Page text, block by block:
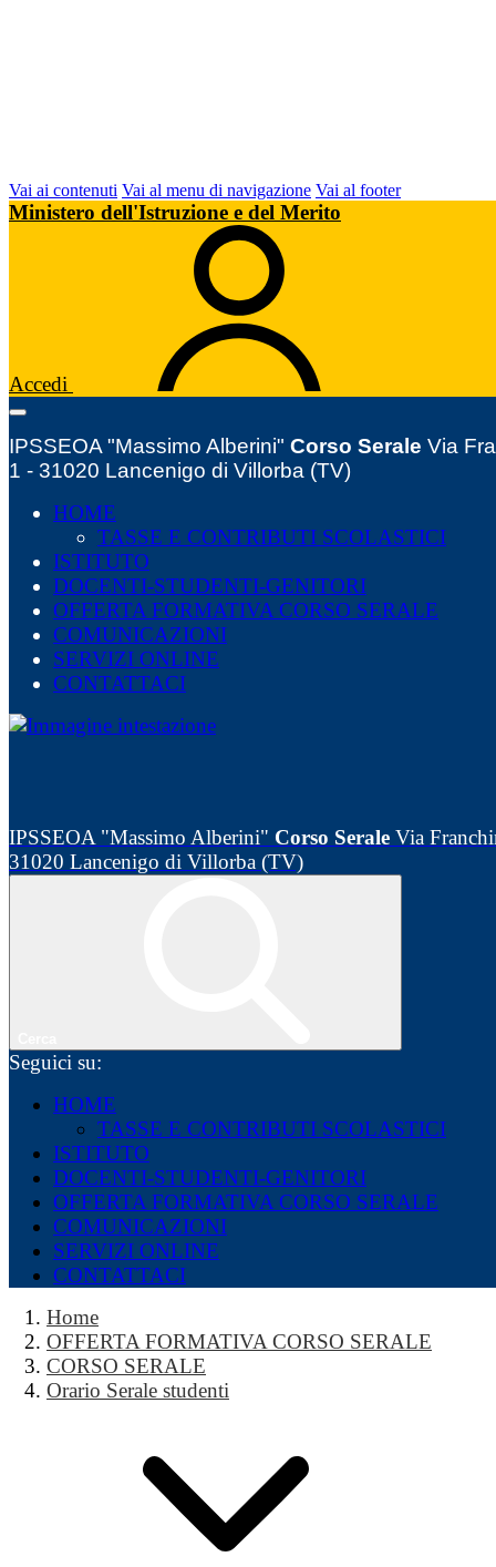
Vai ai contenuti Vai al menu di navigazione Vai al footer
Ministero dell'Istruzione e del Merito
Accedi
IPSSEOA "Massimo Alberini" Corso Serale Via
1 - 31020 Lancenigo di Villorba (TV)
HOME
TASSE E CONTRIBUTI SCOLASTICI
ISTITUTO
DOCENTI-STUDENTI-GENITORI
OFFERTA FORMATIVA CORSO SERALE
COMUNICAZIONI
SERVIZI ONLINE
CONTATTACI
IPSSEOA "Massimo Alberini" Corso Serale Via
31020 Lancenigo di Villorba (TV)
Seguici su:
HOME
TASSE E CONTRIBUTI SCOLASTICI
ISTITUTO
DOCENTI-STUDENTI-GENITORI
OFFERTA FORMATIVA CORSO SERALE
COMUNICAZIONI
SERVIZI ONLINE
CONTATTACI
Home
OFFERTA FORMATIVA CORSO SERALE
CORSO SERALE
Orario Serale studenti